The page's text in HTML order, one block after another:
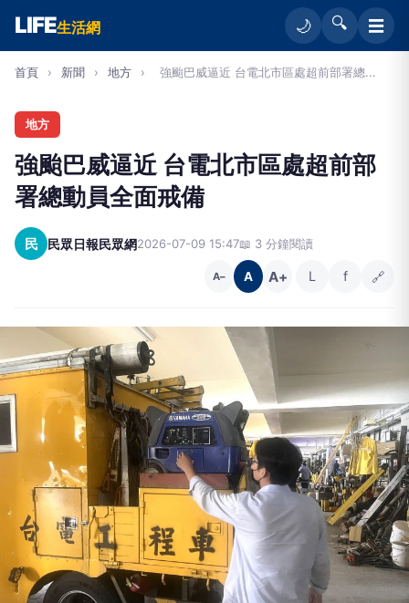
LIFE生活網 🌙 🔍 ☰
首頁 › 新聞 › 地方 › 強颱巴威逼近 台電北市區處超前部署總...
地方
強颱巴威逼近 台電北市區處超前部
署總動員全面戒備
民 民眾日報民眾網2026-07-09 15:47📖 3 分鐘閱讀
A− A A+ L f 🔗